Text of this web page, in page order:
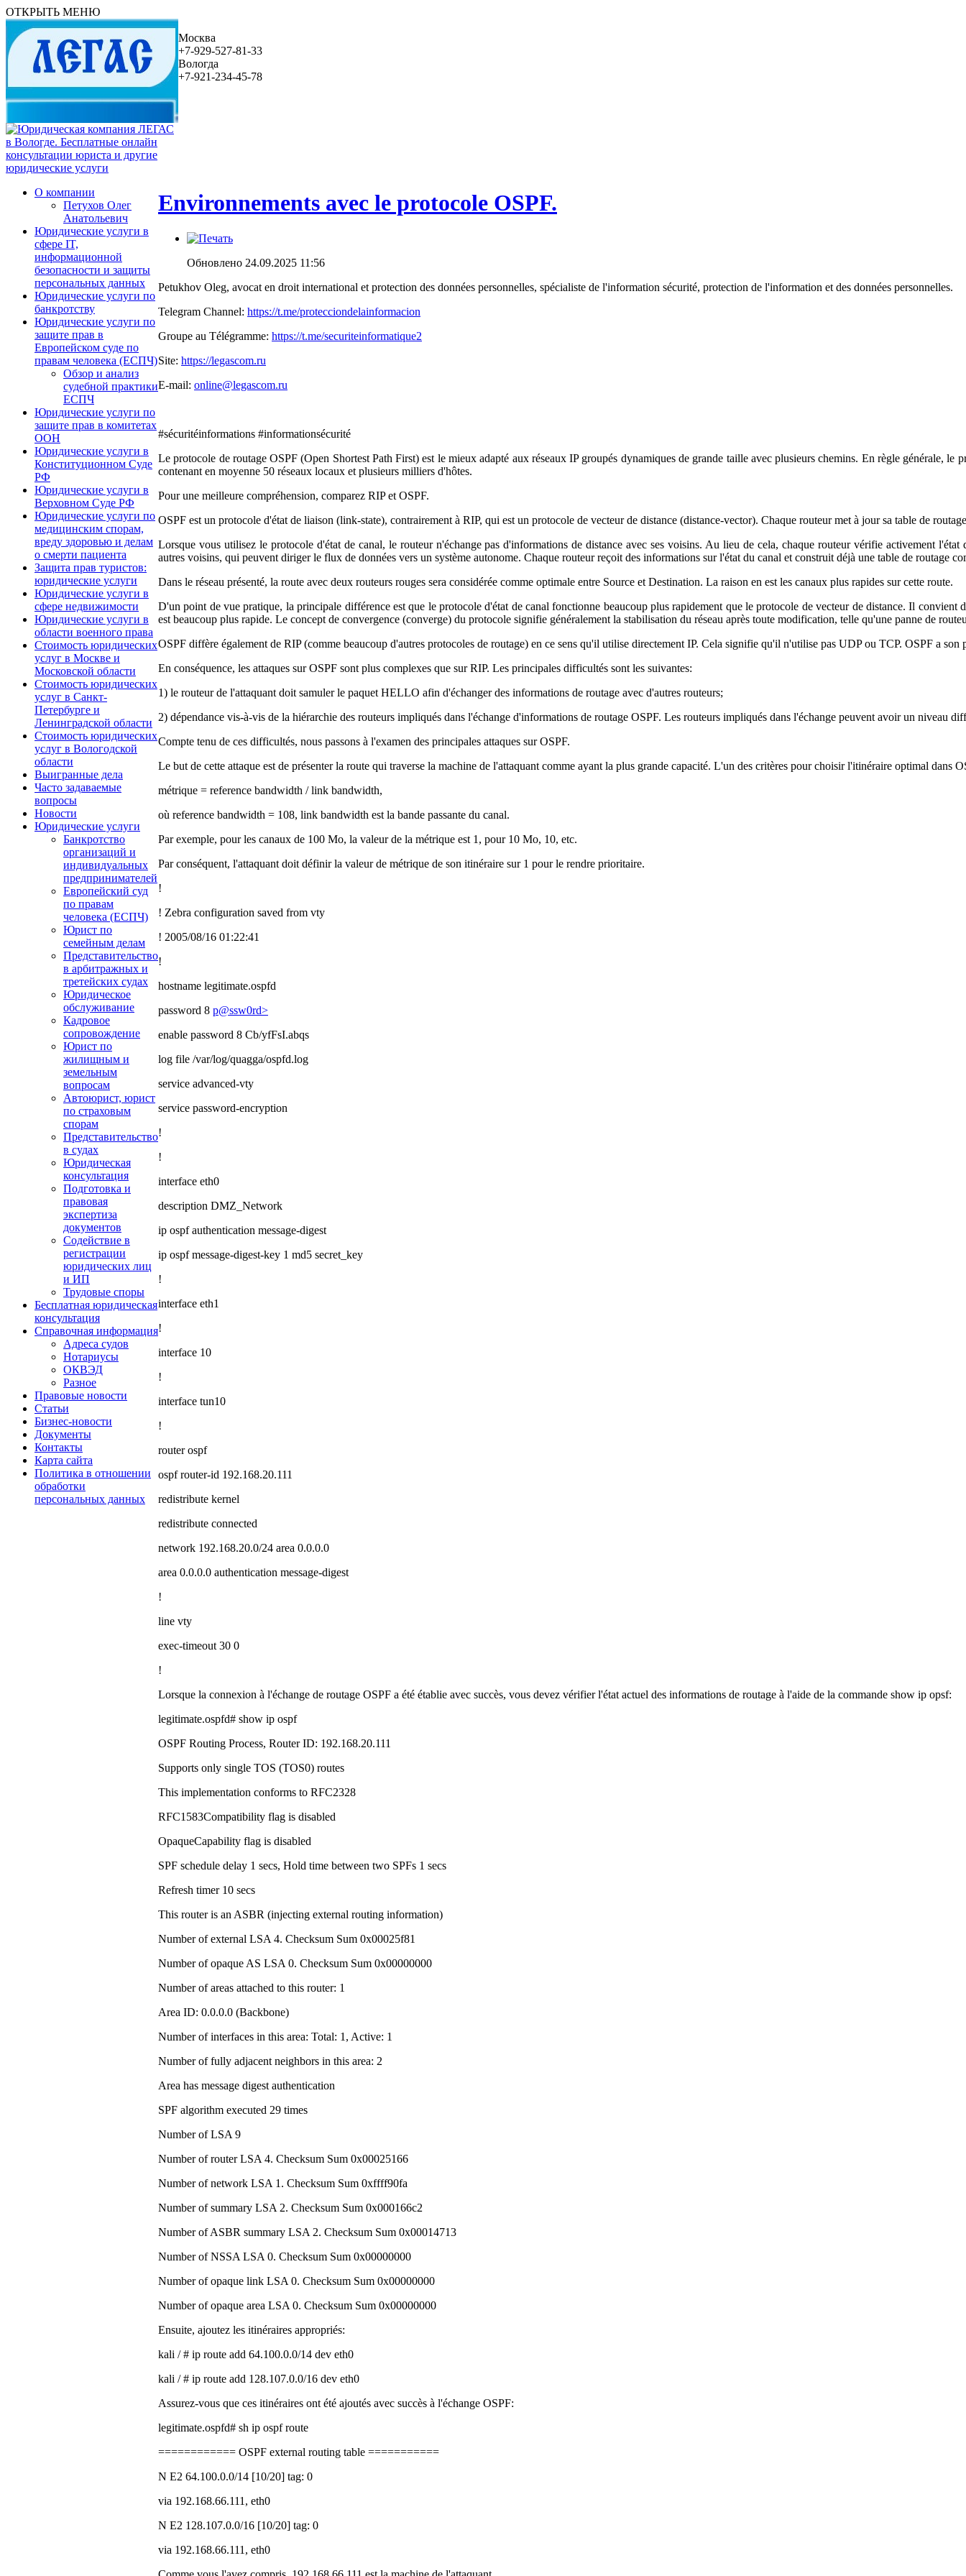
ОТКРЫТЬ МЕНЮ
Москва
+7-929-527-81-33
Вологда
+7-921-234-45-78
О компании
Петухов Олег
Анатольевич
Юридические услуги в
сфере IT,
информационной
безопасности и защиты
персональных данных
Юридические услуги по
банкротству
Юридические услуги по
защите прав в
Европейском суде по
правам человека (ЕСПЧ)
Обзор и анализ
судебной практики
ЕСПЧ
Юридические услуги по
защите прав в комитетах
ООН
Юридические услуги в
Конституционном Суде
РФ
Юридические услуги в
Верховном Суде РФ
Юридические услуги по
медицинским спорам,
вреду здоровью и делам
о смерти пациента
Защита прав туристов:
юридические услуги
Юридические услуги в
сфере недвижимости
Юридические услуги в
области военного права
Стоимость юридических
услуг в Москве и
Московской области
Стоимость юридических
услуг в Санкт-
Петербурге и
Ленинградской области
Стоимость юридических
услуг в Вологодской
области
Выигранные дела
Часто задаваемые
вопросы
Новости
Юридические услуги
Банкротство
организаций и
индивидуальных
предпринимателей
Европейский суд
по правам
человека (ЕСПЧ)
Юрист по
семейным делам
Представительство
в арбитражных и
третейских судах
Юридическое
обслуживание
Кадровое
сопровождение
Юрист по
жилищным и
земельным
вопросам
Автоюрист, юрист
по страховым
спорам
Представительство
в судах
Юридическая
консультация
Подготовка и
правовая
экспертиза
документов
Содействие в
регистрации
юридических лиц
и ИП
Трудовые споры
Бесплатная юридическая
консультация
Справочная информация
Адреса судов
Нотариусы
ОКВЭД
Разное
Правовые новости
Статьи
Бизнес-новости
Документы
Контакты
Карта сайта
Политика в отношении
обработки
персональных данных
Environnements avec le protocole OSPF.
Обновлено 24.09.2025 11:56
Petukhov Oleg, avocat en droit international et protection des données personnelles, spécialiste de l'information sécurité, protection de l'information et des données personnelles.
Telegram Channel: https://t.me/protecciondelainformacion
Groupe au Télégramme: https://t.me/securiteinformatique2
Site: https://legascom.ru
E-mail: online@legascom.ru
#sécuritéinformations #informationsécurité
Le protocole de routage OSPF (Open Shortest Path First) est le mieux adapté aux réseaux IP groupés dynamiques de grande taille avec plusieurs chemins. En règle générale, le
contenant en moyenne 50 réseaux locaux et plusieurs milliers d'hôtes.
Pour une meilleure compréhension, comparez RIP et OSPF.
OSPF est un protocole d'état de liaison (link-state), contrairement à RIP, qui est un protocole de vecteur de distance (distance-vector). Chaque routeur met à jour sa table de
Lorsque vous utilisez le protocole d'état de canal, le routeur n'échange pas d'informations de distance avec ses voisins. Au lieu de cela, chaque routeur vérifie activement
autres voisins, qui peuvent diriger le flux de données vers un système autonome. Chaque routeur reçoit des informations sur l'état du canal et construit déjà une table de routage
Dans le réseau présenté, la route avec deux routeurs rouges sera considérée comme optimale entre Source et Destination. La raison en est les canaux plus rapides sur cette route.
D'un point de vue pratique, la principale différence est que le protocole d'état de canal fonctionne beaucoup plus rapidement que le protocole de vecteur de distance. Il convient
est beaucoup plus rapide. Le concept de convergence (converge) du protocole signifie généralement la stabilisation du réseau après toute modification, telle qu'une panne de
OSPF diffère également de RIP (comme beaucoup d'autres protocoles de routage) en ce sens qu'il utilise directement IP. Cela signifie qu'il n'utilise pas UDP ou TCP. OSPF a
En conséquence, les attaques sur OSPF sont plus complexes que sur RIP. Les principales difficultés sont les suivantes:
1) le routeur de l'attaquant doit samuler le paquet HELLO afin d'échanger des informations de routage avec d'autres routeurs;
2) dépendance vis-à-vis de la hiérarchie des routeurs impliqués dans l'échange d'informations de routage OSPF. Les routeurs impliqués dans l'échange peuvent avoir un niveau
Compte tenu de ces difficultés, nous passons à l'examen des principales attaques sur OSPF.
Le but de cette attaque est de présenter la route qui traverse la machine de l'attaquant comme ayant la plus grande capacité. L'un des critères pour choisir l'itinéraire optimal dans
métrique = reference bandwidth / link bandwidth,
où reference bandwidth = 108, link bandwidth est la bande passante du canal.
Par exemple, pour les canaux de 100 Mo, la valeur de la métrique est 1, pour 10 Mo, 10, etc.
Par conséquent, l'attaquant doit définir la valeur de métrique de son itinéraire sur 1 pour le rendre prioritaire.
!
! Zebra configuration saved from vty
! 2005/08/16 01:22:41
!
hostname legitimate.ospfd
password 8 p@ssw0rd>
enable password 8 Cb/yfFsI.abqs
log file /var/log/quagga/ospfd.log
service advanced-vty
service password-encryption
!
!
interface eth0
description DMZ_Network
ip ospf authentication message-digest
ip ospf message-digest-key 1 md5 secret_key
!
interface eth1
!
interface 10
!
interface tun10
!
router ospf
ospf router-id 192.168.20.111
redistribute kernel
redistribute connected
network 192.168.20.0/24 area 0.0.0.0
area 0.0.0.0 authentication message-digest
!
line vty
exec-timeout 30 0
!
Lorsque la connexion à l'échange de routage OSPF a été établie avec succès, vous devez vérifier l'état actuel des informations de routage à l'aide de la commande show ip opsf:
legitimate.ospfd# show ip ospf
OSPF Routing Process, Router ID: 192.168.20.111
Supports only single TOS (TOS0) routes
This implementation conforms to RFC2328
RFC1583Compatibility flag is disabled
OpaqueCapability flag is disabled
SPF schedule delay 1 secs, Hold time between two SPFs 1 secs
Refresh timer 10 secs
This router is an ASBR (injecting external routing information)
Number of external LSA 4. Checksum Sum 0x00025f81
Number of opaque AS LSA 0. Checksum Sum 0x00000000
Number of areas attached to this router: 1
Area ID: 0.0.0.0 (Backbone)
Number of interfaces in this area: Total: 1, Active: 1
Number of fully adjacent neighbors in this area: 2
Area has message digest authentication
SPF algorithm executed 29 times
Number of LSA 9
Number of router LSA 4. Checksum Sum 0x00025166
Number of network LSA 1. Checksum Sum 0xffff90fa
Number of summary LSA 2. Checksum Sum 0x000166c2
Number of ASBR summary LSA 2. Checksum Sum 0x00014713
Number of NSSA LSA 0. Checksum Sum 0x00000000
Number of opaque link LSA 0. Checksum Sum 0x00000000
Number of opaque area LSA 0. Checksum Sum 0x00000000
Ensuite, ajoutez les itinéraires appropriés:
kali / # ip route add 64.100.0.0/14 dev eth0
kali / # ip route add 128.107.0.0/16 dev eth0
Assurez-vous que ces itinéraires ont été ajoutés avec succès à l'échange OSPF:
legitimate.ospfd# sh ip ospf route
============ OSPF external routing table ===========
N E2 64.100.0.0/14 [10/20] tag: 0
via 192.168.66.111, eth0
N E2 128.107.0.0/16 [10/20] tag: 0
via 192.168.66.111, eth0